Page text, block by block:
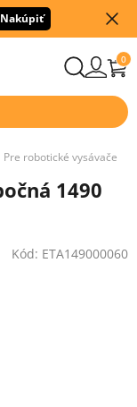
Nakúpiť
0
Pre robotické vysávače
1490
Kód: ETA149000060